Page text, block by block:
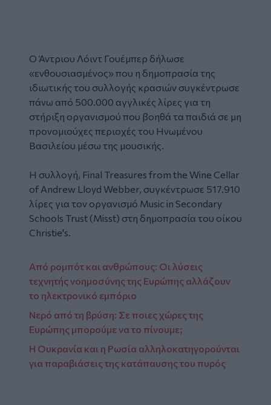
Ο Άντριου Λόιντ Γουέμπερ δήλωσε
«ενθουσιασμένος» που η δημοπρασία της
ιδιωτικής του συλλογής κρασιών συγκέντρωσε
πάνω από 500.000 αγγλικές λίρες για τη
στήριξη οργανισμού που βοηθά τα παιδιά σε μη
προνομιούχες περιοχές του Ηνωμένου
Βασιλείου μέσω της μουσικής.
Η συλλογή, Final Treasures from the Wine Cellar
of Andrew Lloyd Webber, συγκέντρωσε 517.910
λίρες για τον οργανισμό Music in Secondary
Schools Trust (Misst) στη δημοπρασία του οίκου
Christie's.
Από ρομπότ και ανθρώπους: Οι λύσεις
τεχνητής νοημοσύνης της Ευρώπης αλλάζουν
το ηλεκτρονικό εμπόριο
Νερό από τη βρύση: Σε ποιες χώρες της
Ευρώπης μπορούμε να το πίνουμε;
Η Ουκρανία και η Ρωσία αλληλοκατηγορούνται
για παραβιάσεις της κατάπαυσης του πυρός